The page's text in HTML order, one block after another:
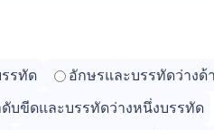
รทัด อักษรและบรรทัดว่างด้
บขีดและบรรทัดว่างหนึ่งบรรทัด